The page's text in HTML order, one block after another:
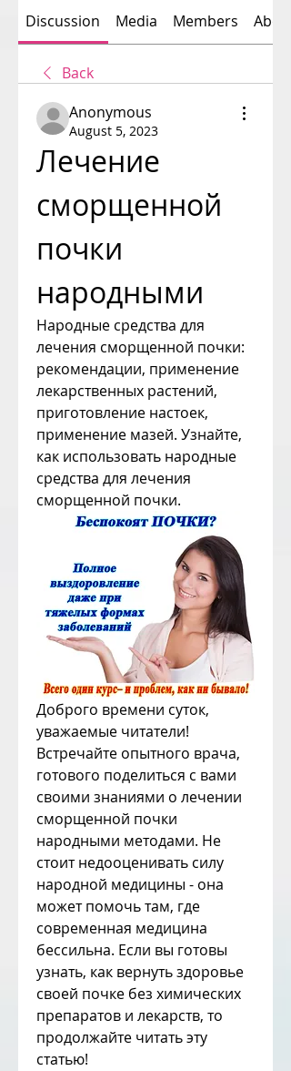
Discussion Media Members About
Back
Anonymous
August 5, 2023
Лечение
сморщенной
почки
народными
Народные средства для
лечения сморщенной почки:
рекомендации, применение
лекарственных растений,
приготовление настоек,
применение мазей. Узнайте,
как использовать народные
средства для лечения
сморщенной почки.
Доброго времени суток,
уважаемые читатели!
Встречайте опытного врача,
готового поделиться с вами
своими знаниями о лечении
сморщенной почки
народными методами. Не
стоит недооценивать силу
народной медицины - она
может помочь там, где
современная медицина
бессильна. Если вы готовы
узнать, как вернуть здоровье
своей почке без химических
препаратов и лекарств, то
продолжайте читать эту
статью!